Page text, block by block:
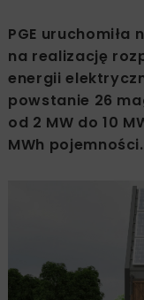
PGE
na realizację
energii
powstanie 26
od 2 MW do 10
MWh pojemności.